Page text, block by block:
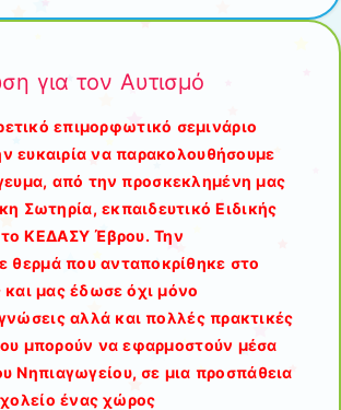
για τον Αυτισμό
επιμορφωτικό σεμινάριο
ευκαιρία να παρακολουθήσουμε
από την προσκεκλημένη μας
Σωτηρία, εκπαιδευτικό Ειδικής
ΚΕΔΑΣΥ Έβρου. Την
θερμά που ανταποκρίθηκε στο
μας έδωσε όχι μόνο
αλλά και πολλές πρακτικές
μπορούν να εφαρμοστούν μέσα
Νηπιαγωγείου, σε μια προσπάθεια
ένας χώρος